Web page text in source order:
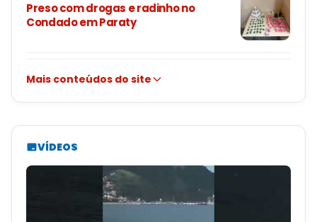
Preso com drogas e radinho no
Condado em Paraty
Mais conteúdos do site
VÍDEOS